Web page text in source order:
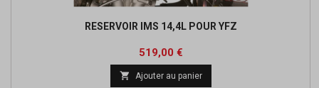
RESERVOIR IMS 14,4L POUR YFZ
Prix
519,00 €
 Ajouter au panier